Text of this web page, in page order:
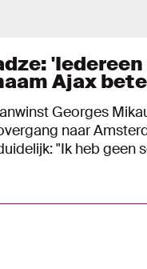
Ajax
Georges
naar
"Ik heb geen
is in zijn nopjes met
kan op alle